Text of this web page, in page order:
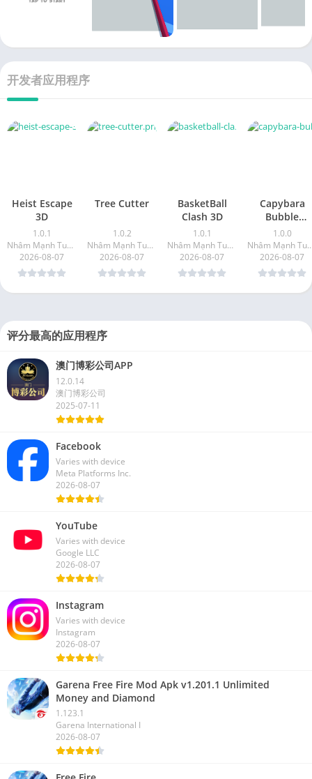
开发者应用程序
Heist Escape
3D
1.0.1
Nhâm Mạnh Tuyền
2026-08-07
Tree Cutter
1.0.2
Nhâm Mạnh Tuyền
2026-08-07
BasketBall
Clash 3D
1.0.1
Nhâm Mạnh Tuyền
2026-08-07
Capybara
Bubble
Shotter
1.0.0
Nhâm
2026-08-07
评分最高的应用程序
澳门博彩公司APP
12.0.14
澳门博彩公司
2025-07-11
Facebook
Varies with device
Meta Platforms Inc.
2026-08-07
YouTube
Varies with device
Google LLC
2026-08-07
Instagram
Varies with device
Instagram
2026-08-07
Garena Free Fire Mod Apk v1.201.1 Unlimited
Money and Diamond
1.123.1
Garena International I
2026-08-07